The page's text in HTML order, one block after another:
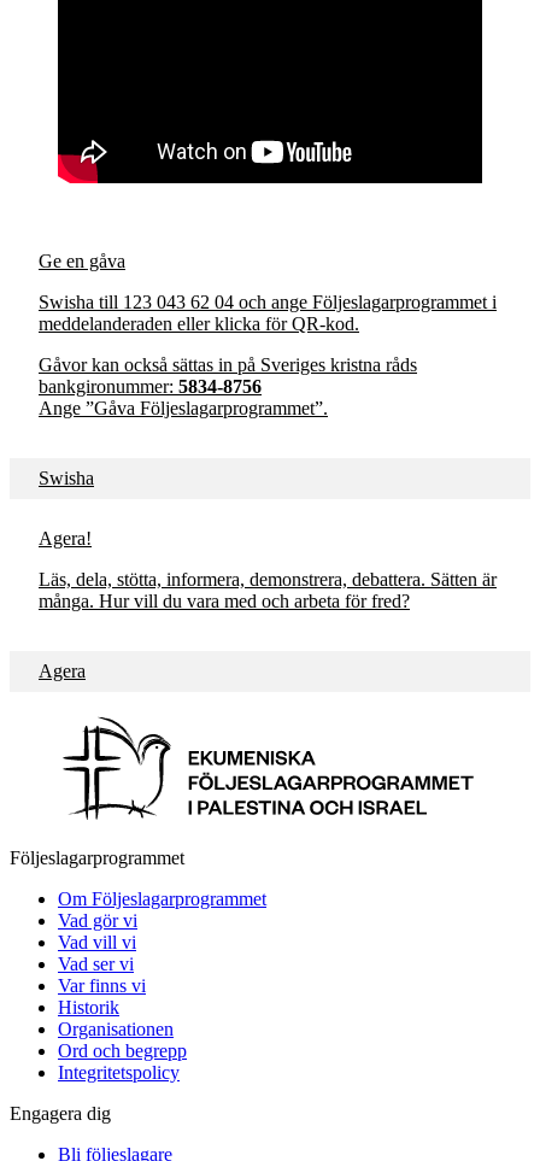
Ge en gåva
Swisha till 123 043 62 04 och ange Följeslagarprogrammet i
meddelanderaden eller klicka för QR-kod.
Gåvor kan också sättas in på Sveriges kristna råds
bankgironummer: 5834-8756
Ange ”Gåva Följeslagarprogrammet”.
Swisha
Agera!
Läs, dela, stötta, informera, demonstrera, debattera. Sätten är
många. Hur vill du vara med och arbeta för fred?
Agera
Följeslagarprogrammet
Om Följeslagarprogrammet
Vad gör vi
Vad vill vi
Vad ser vi
Var finns vi
Historik
Organisationen
Ord och begrepp
Integritetspolicy
Engagera dig
Bli följeslagare